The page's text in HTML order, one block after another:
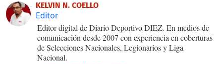
KELVIN N. COELLO
Editor
Editor digital de Diario Deportivo DIEZ. En medios de
comunicación desde 2007 con experiencia en coberturas
de Selecciones Nacionales, Legionarios y Liga
Nacional.